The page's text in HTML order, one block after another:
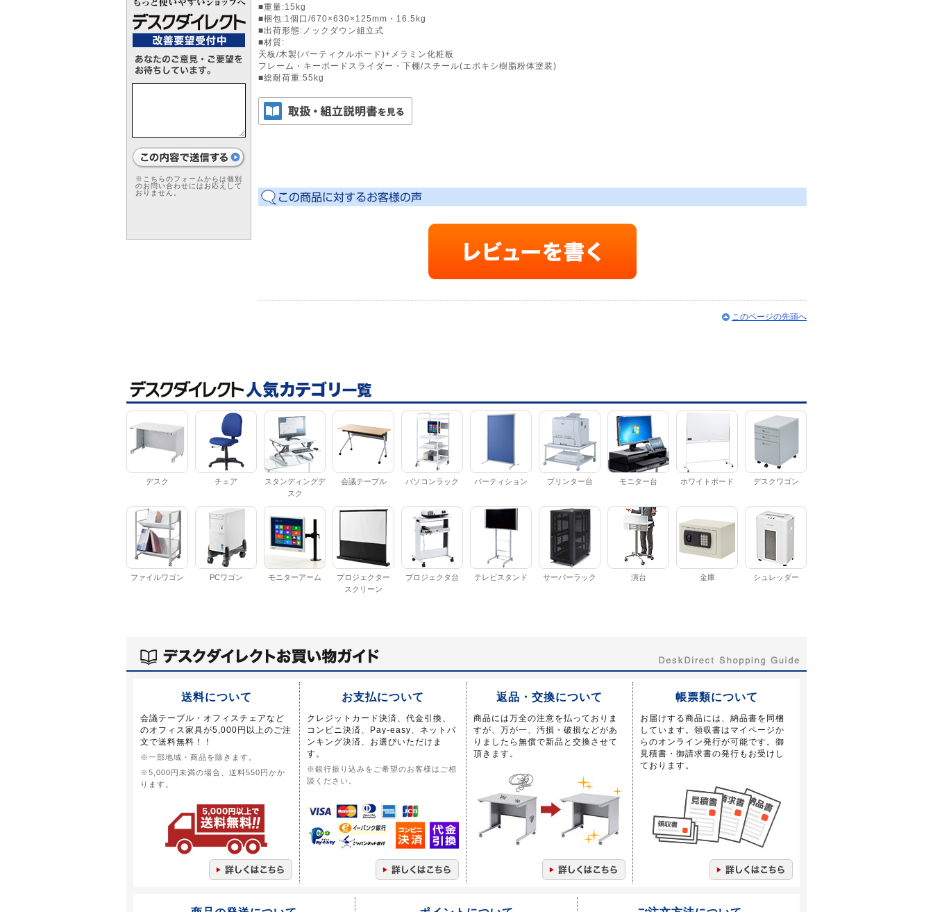
※こちらのフォームからは個別
のお問い合わせにはお応えして
おりません。
■重量:15kg
■梱包:1個口/670×630×125mm・16.5kg
■出荷形態:ノックダウン組立式
■材質:
天板/木製(パーティクルボード)+メラミン化粧板
フレーム・キーボードスライダー・下棚/スチール(エポキシ樹脂粉体塗装)
■総耐荷重:55kg
このページの先頭へ
デスク チェア
スタンディングデ
スク
会議テーブル パソコンラック パーティション プリンター台 モニター台 ホワイトボード デスクワゴン
ファイルワゴン PCワゴン モニターアーム
プロジェクター
スクリーン
プロジェクタ台 テレビスタンド サーバーラック 演台 金庫 シュレッダー
送料について
会議テーブル・オフィスチェアなど
のオフィス家具が5,000円以上のご注
文で送料無料！！
※一部地域・商品を除きます。
※5,000円未満の場合、送料550円かか
ります。
お支払について
クレジットカード決済、代金引換、
コンビニ決済、Pay-easy、ネットバ
ンキング決済、お選びいただけま
す。
※銀行振り込みをご希望のお客様はご相
談ください。
返品・交換について
商品には万全の注意を払っておりま
すが、万が一、汚損・破損などがあ
りましたら無償で新品と交換させて
頂きます。
帳票類について
お届けする商品には、納品書を同梱
しています。領収書はマイページか
らのオンライン発行が可能です。御
見積書・御請求書の発行もお受けし
ております。